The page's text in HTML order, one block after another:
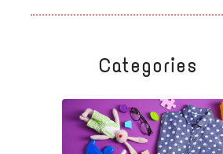
Categories